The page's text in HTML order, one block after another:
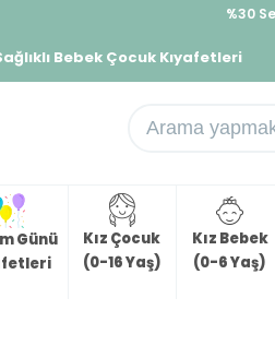
%30
Bebek Çocuk Kıyafetleri
Günü
Kız Çocuk
(0-16 Yaş)
Kız Bebek
(0-6 Yaş)